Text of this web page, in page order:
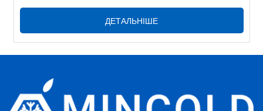
ДЕТАЛЬНІШЕ